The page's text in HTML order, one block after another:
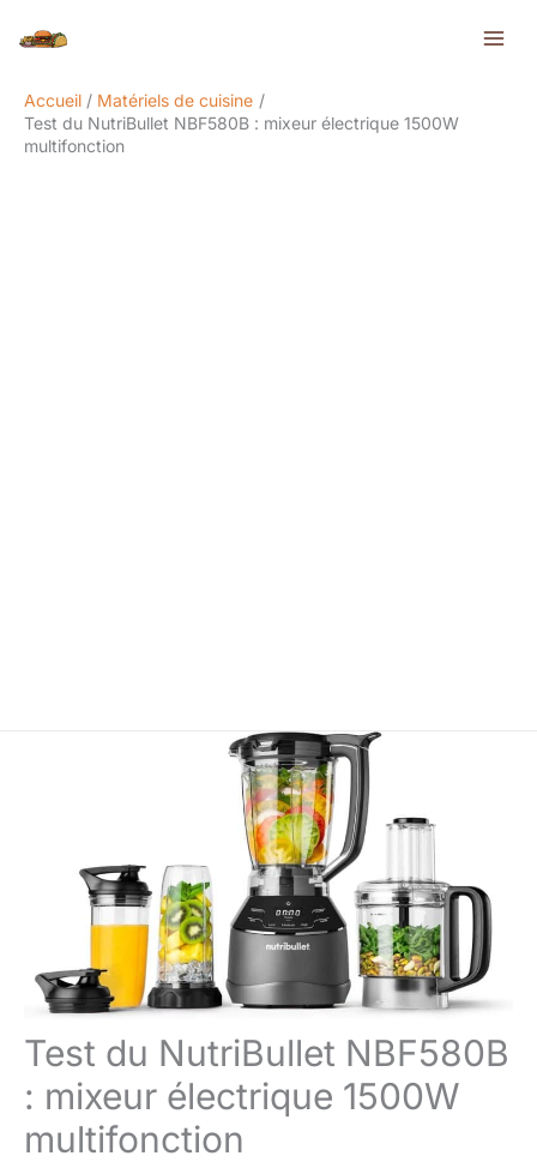
Accueil
Matériels de cuisine
Test du NutriBullet NBF580B : mixeur électrique 1500W
multifonction
Test du NutriBullet NBF580B
: mixeur électrique 1500W
multifonction